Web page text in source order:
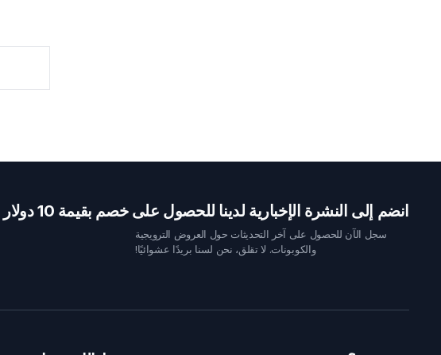
انضم إلى النشرة الإخبارية لدينا للحصول على خصم بقيمة 10 دولار
سجل الآن للحصول على آخر التحديثات حول العروض الترويجية
والكوبونات. لا تقلق، نحن لسنا بريدًا عشوائيًا!